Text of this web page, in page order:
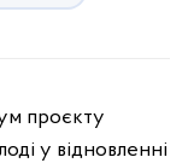
у відновленні